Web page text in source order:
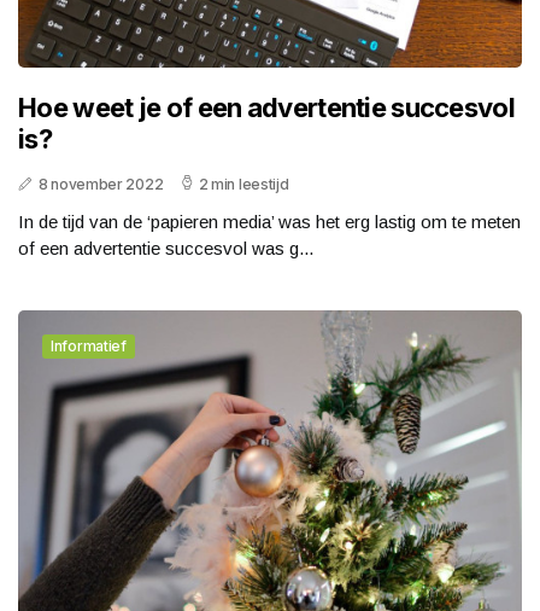
Hoe weet je of een advertentie succesvol
is?
8 november 2022 2 min leestijd
In de tijd van de ‘papieren media’ was het erg lastig om te meten
of een advertentie succesvol was g...
Informatief